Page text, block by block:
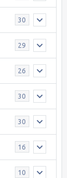
30
29
26
30
30
16
10